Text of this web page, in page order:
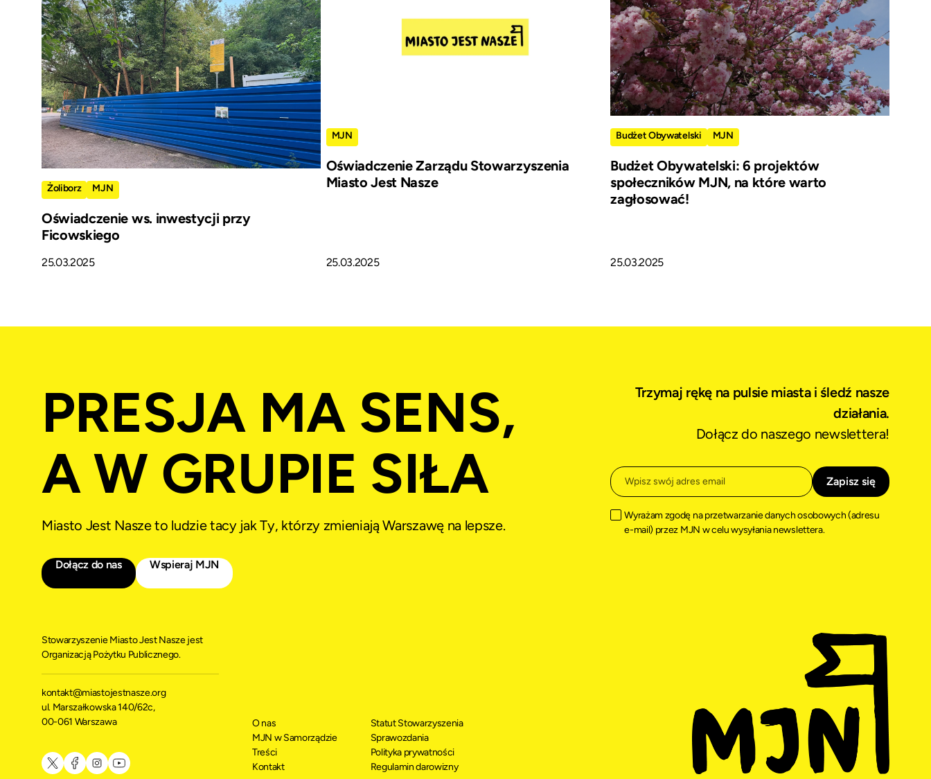
Żoliborz MJN
Oświadczenie ws. inwestycji przy
Ficowskiego
25.03.2025
MJN
Oświadczenie Zarządu Stowarzyszenia
Miasto Jest Nasze
25.03.2025
Budżet Obywatelski MJN
Budżet Obywatelski: 6 projektów
społeczników MJN, na które warto
zagłosować!
25.03.2025
PRESJA MA SENS,
A W GRUPIE SIŁA
Miasto Jest Nasze to ludzie tacy jak Ty, którzy zmieniają Warszawę na lepsze.
Dołącz do nas Wspieraj MJN
Trzymaj rękę na pulsie miasta i śledź nasze
działania.
Dołącz do naszego newslettera!
Wyrażam zgodę na przetwarzanie danych osobowych (adresu
e-mail) przez MJN w celu wysyłania newslettera.
Stowarzyszenie Miasto Jest Nasze jest
Organizacją Pożytku Publicznego.
kontakt@miastojestnasze.org
ul. Marszałkowska 140/62c,
00-061 Warszawa
O nas
MJN w Samorządzie
Treści
Kontakt
Statut Stowarzyszenia
Sprawozdania
Polityka prywatności
Regulamin darowizny